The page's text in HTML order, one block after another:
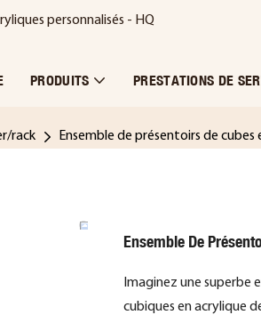
personnalisés - HQ
PRODUITS PRESTATIONS DE
rack Ensemble de présentoirs de
Ensemble De
Imaginez une superbe
cubiques en acrylique